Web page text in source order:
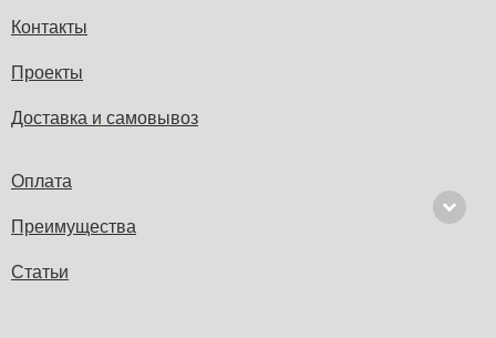
Контакты
Проекты
Доставка и самовывоз
Оплата
Преимущества
Cтатьи